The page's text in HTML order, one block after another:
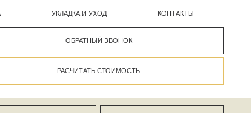
КОНТАКТЫ
И УХОД
ПЛИНТУС